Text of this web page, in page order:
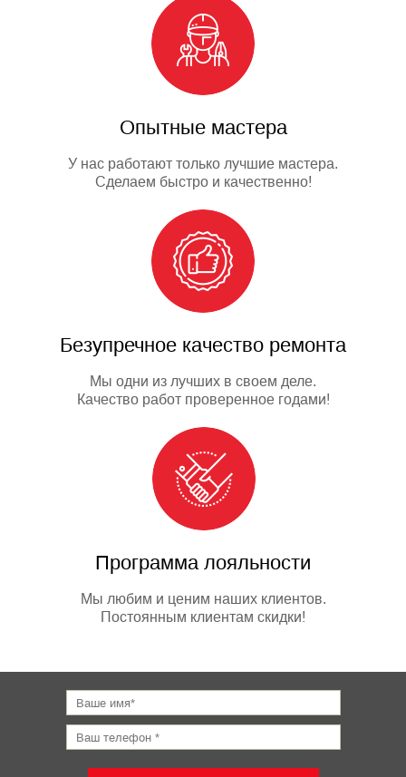
Опытные мастера
У нас работают только лучшие мастера.
Сделаем быстро и качественно!
Безупречное качество ремонта
Мы одни из лучших в своем деле.
Качество работ проверенное годами!
Программа лояльности
Мы любим и ценим наших клиентов.
Постоянным клиентам скидки!